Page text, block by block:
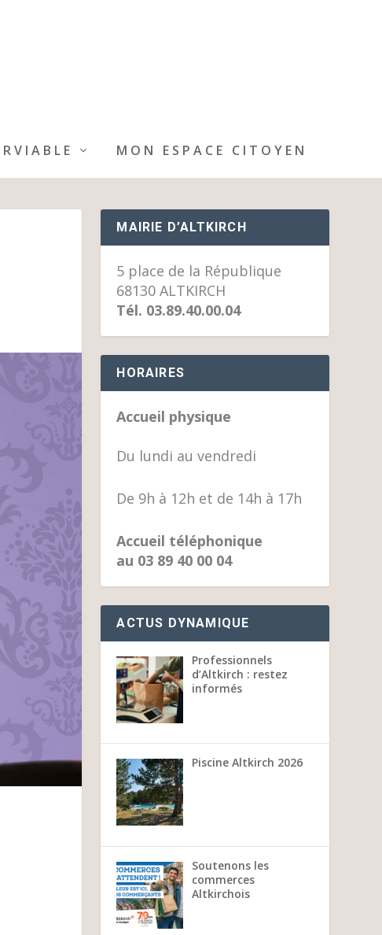
MON ESPACE CITOYEN
MAIRIE D’ALTKIRCH
5 place de la République
68130 ALTKIRCH
Tél. 03.89.40.00.04
HORAIRES
Accueil physique
Du lundi au vendredi
De 9h à 12h et de 14h à 17h
Accueil téléphonique
au 03 89 40 00 04
ACTUS DYNAMIQUE
Professionnels
d’Altkirch : restez
informés
Piscine Altkirch 2026
Soutenons les
commerces
Altkirchois